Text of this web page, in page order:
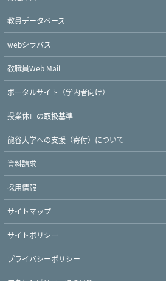
教員データベース
webシラバス
教職員Web Mail
ポータルサイト（学内者向け）
授業休止の取扱基準
龍谷大学への支援（寄付）について
資料請求
採用情報
サイトマップ
サイトポリシー
プライバシーポリシー